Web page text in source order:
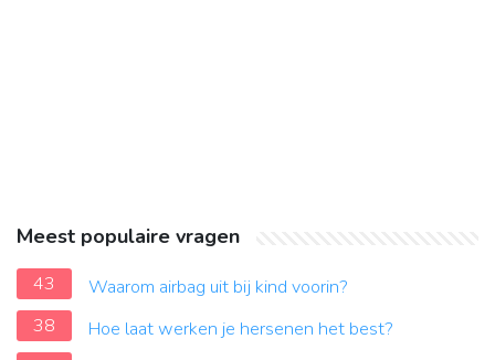
Meest populaire vragen
43
Waarom airbag uit bij kind voorin?
38
Hoe laat werken je hersenen het best?